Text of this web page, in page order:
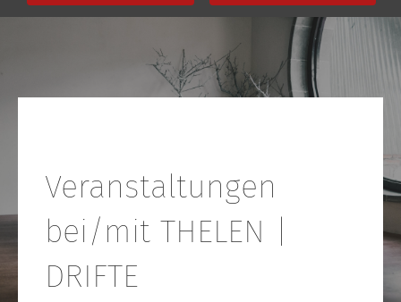
Veranstaltungen
bei/mit THELEN |
DRIFTE